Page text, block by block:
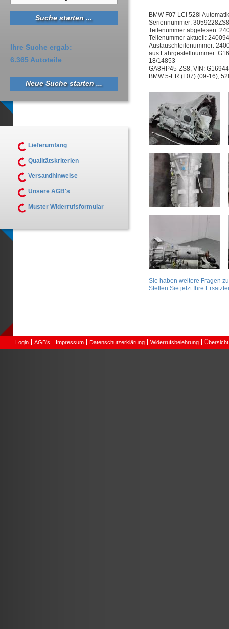
BMW F07 LCI 528i
Seriennummer: 3059228ZS8
Teilenummer abgelesen:
Teilenummer aktuell:
Austauschteilenummer:
aus Fahrgestellnummer:
18/14853
GA8HP45-ZS8, VIN:
BMW 5-ER (F07) (09-16);
Sie haben weitere Fragen
Stellen Sie jetzt Ihre
Ihre Suche ergab:
6.365 Autoteile
Neue Suche starten ...
Lieferumfang
Qualitätskriterien
Versandhinweise
Unsere AGB's
Muster Widerrufsformular
Login AGB's Impressum Datenschutzerklärung Widerrufsbelehrung